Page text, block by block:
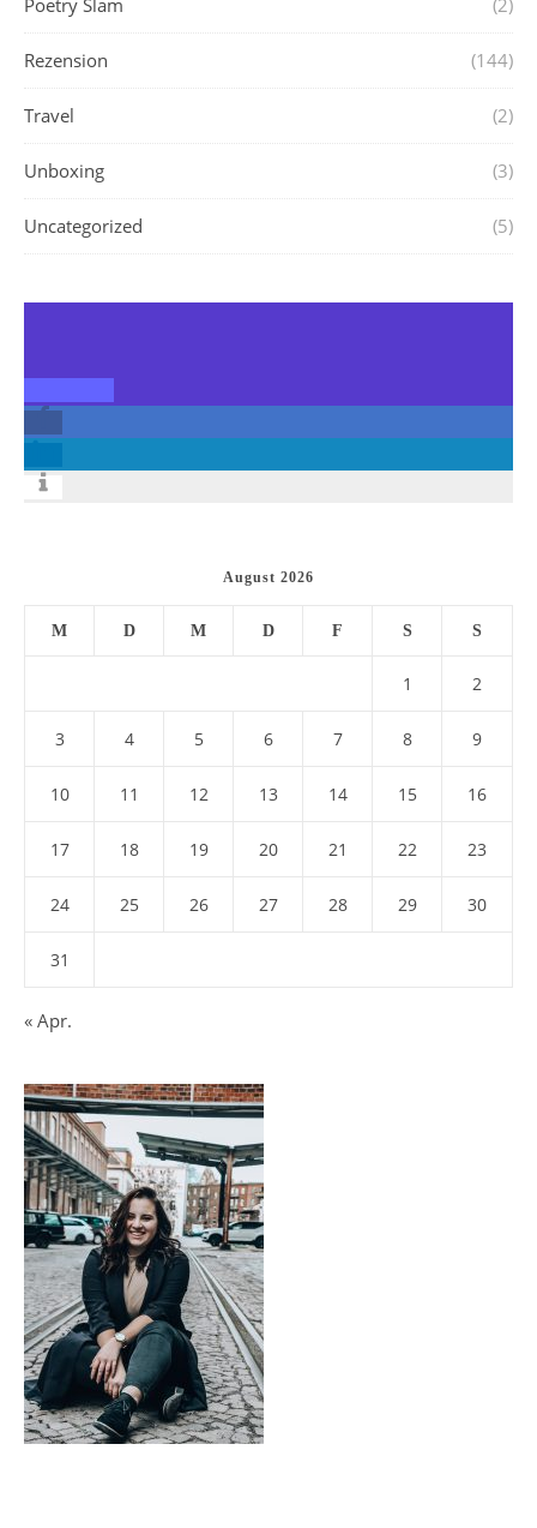
Poetry Slam (2)
Rezension (144)
Travel (2)
Unboxing (3)
Uncategorized (5)
August 2026
M D M D F S S
1 2
3 4 5 6 7 8 9
10 11 12 13 14 15 16
17 18 19 20 21 22 23
24 25 26 27 28 29 30
31
« Apr.